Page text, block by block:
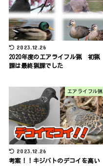
2023.12.26
2020年度のエアライフル猟 初猟
課は最終猟課でした
エアライフル猟
2023.12.26
考案！！キジバトのデコイを高い